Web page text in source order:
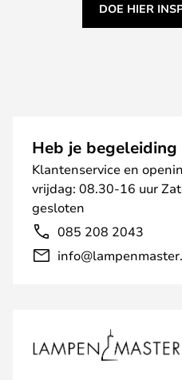
DOE HIER
Heb je begeleiding
Klantenservice en
vrijdag: 08.30-16 uur
gesloten
085 208 2043